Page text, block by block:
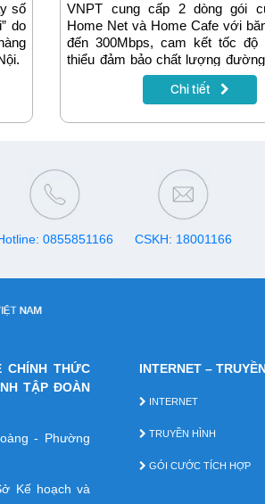
số
do
VNPT cung cấp 2 dòng gói
Home Net và Home Cafe với
đến 300Mbps, cam kết tốc độ
thiểu đảm bảo chất lượng
nhiều khách hàng online cùng lúc.
Chi tiết
0855851166 CSKH: 18001166
CHÍNH THỨC
TẬP ĐOÀN
- Phường
Kế hoạch và
INTERNET –
INTERNET
TRUYỀN HÌNH
GÓI CƯỚC TÍCH HỢP